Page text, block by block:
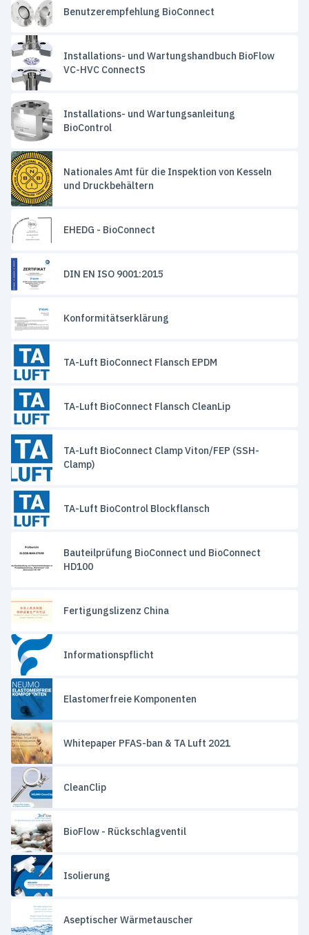
Benutzerempfehlung BioConnect
Installations- und Wartungshandbuch BioFlow
VC-HVC ConnectS
Installations- und Wartungsanleitung
BioControl
Nationales Amt für die Inspektion von Kesseln
und Druckbehältern
EHEDG - BioConnect
DIN EN ISO 9001:2015
Konformitätserklärung
TA-Luft BioConnect Flansch EPDM
TA-Luft BioConnect Flansch CleanLip
TA-Luft BioConnect Clamp Viton/FEP (SSH-
Clamp)
TA-Luft BioControl Blockflansch
Bauteilprüfung BioConnect und BioConnect
HD100
Fertigungslizenz China
Informationspflicht
Elastomerfreie Komponenten
Whitepaper PFAS-ban & TA Luft 2021
CleanClip
BioFlow - Rückschlagventil
Isolierung
Aseptischer Wärmetauscher